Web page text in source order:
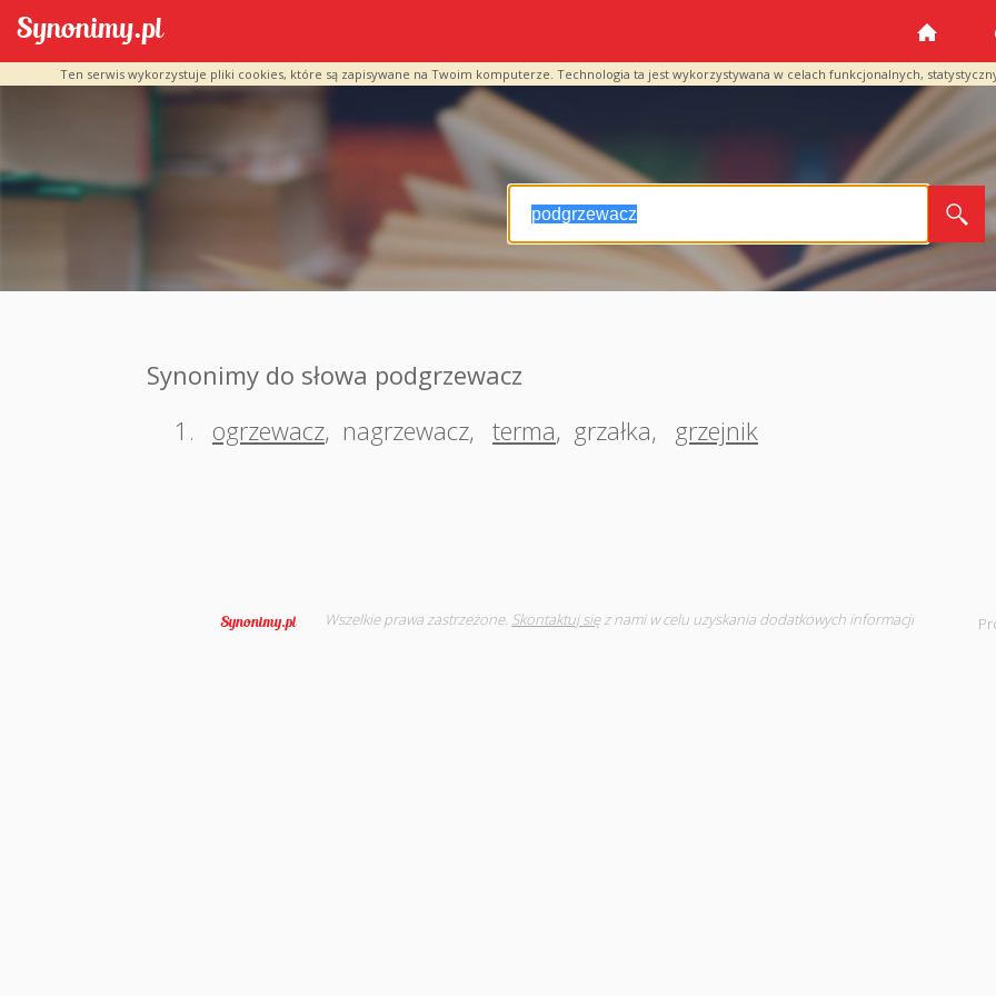
Ten serwis wykorzystuje pliki cookies, które są zapisywane na Twoim komputerze. Technologia ta jest wykorzystywana w celach funkcjonalnych,
Synonimy do słowa podgrzewacz
1.
ogrzewacz, nagrzewacz, terma, grzałka, grzejnik
Wszelkie prawa zastrzeżone. Skontaktuj sięz nami w celu uzyskania dodatkowych informacji